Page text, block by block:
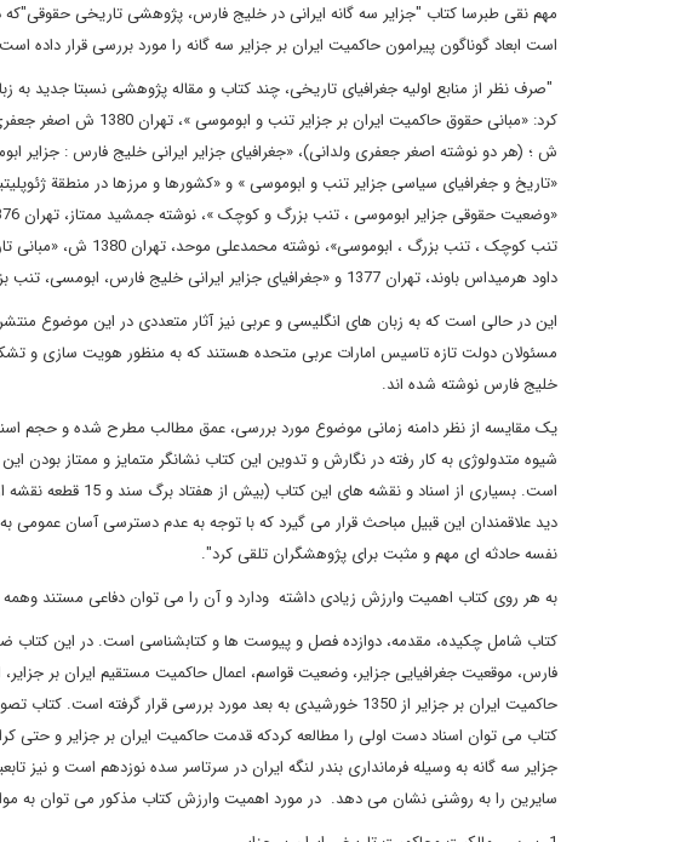
است ابعاد گوناگون پیرامون حاکمیت ایران بر جزایر سه گانه را مورد بررسی قرار داده
"صرف نظر از منابع اولیه جغرافیای تاریخی، چند کتاب و مقاله پژوهشی نسبتا جدید به
تنب کوچک ، تنب بزرگ
داود هرمیداس باوند، تهران 1377 و «جغرافیای جزایر ایرانی خلیج فارس، ابومسی، تنب بزرگ و تنب کوچک» نوشته عیسی گلوردی، تهران 1381
این در حالی است که به زبان های انگلیسی و عربی نیز آثار متعددی در این موضوع
مسئولان دولت تازه تاسیس امارات عربی متحده هستند که به منظور هویت سازی و
خلیج فارس نوشته شده اند.
یک مقایسه از نظر دامنه زمانی موضوع مورد بررسی، عمق مطالب مطرح شده و حجم
شیوه متدولوژی به کار رفته در نگارش و تدوین این کتاب نشانگر متمایز و ممتاز بودن
است. بسیاری از
دید علاقمندان این قبیل مباحث قرار می گیرد که با توجه به عدم دسترسی آسان عمومی
نفسه حادثه ای مهم و مثبت برای پژوهشگران تلقی کرد."
به هر روی کتاب اهمیت وارزش زیادی داشته ودارد و آن را می توان دفاعی مستند وهمه
کتاب شامل چکیده، مقدمه، دوازده فصل و پیوست ها و کتابشناسی است. در این کتاب
فارس، موقعیت جغرافیایی جزایر، وضعیت قواسم، اعمال حاکمیت مستقیم ایران بر جزایر،
حاکمیت ایران بر جزایر از 1350 خورشیدی به بعد مورد بررسی قرار
کتاب می توان اسناد دست اولی را مطالعه کردکه قدمت حاکمیت ایران بر جزایر و حتی
جزایر سه گانه به وسیله فرمانداری بندر لنگه ایران در سرتاسر سده نوزدهم است و نیز
سایرین را به روشنی نشان می دهد. در مورد اهمیت وارزش کتاب مذکور می توان به